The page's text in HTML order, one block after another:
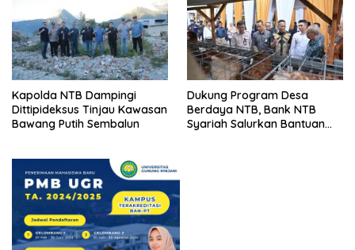
Kapolda NTB Dampingi
Dittipideksus Tinjau Kawasan
Bawang Putih Sembalun
Dukung Program Desa
Berdaya NTB, Bank NTB
Syariah Salurkan Bantuan